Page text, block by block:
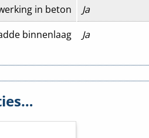
in beton
Ja
binnenlaag
Ja
-5 – 60 °C
Binnendiameter